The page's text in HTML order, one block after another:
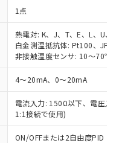
1点
熱電対: K、J、T、E、L、U、
白金測温抵抗体: Pt100、
非接触温度センサ: 10～
4～20mA、0～20mA
電流入力: 150Ω以下、電圧入
1:1接続で使用)
ON/OFFまたは2自由度PID（